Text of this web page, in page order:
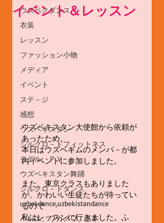
ウズベクダンス
衣装
レッスン
ファッション小物
メディア
イベント
ステ－ジ
感想
ウズベキスタン
シルクロ－ドフィットネス
モデル、ＰＶ
ウズベキスタン舞踊
シルクロ－ドダンス
uzbekdance,uzbekistandance
バレエ、ワガノワ、基本
イベント＆レッスン
ウズベキスタン大使館から依頼が
あったため、
本日はウズベギムのメンバ－が都
内イベントに参加しました。
また、東京クラスもありました
が、かわいい生徒たちが待ってい
るので
私はレッスンに行きました。ふ